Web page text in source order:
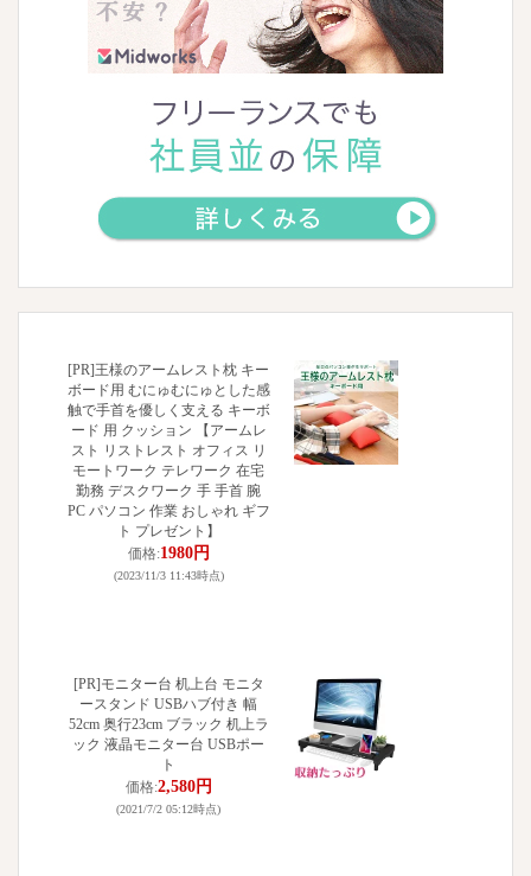
[PR]王様のアームレスト枕 キー
ボード用 むにゅむにゅとした感
触で手首を優しく支える キーボ
ード 用 クッション 【アームレ
スト リストレスト オフィス リ
モートワーク テレワーク 在宅
勤務 デスクワーク 手 手首 腕
PC パソコン 作業 おしゃれ ギフ
ト プレゼント】
価格:1980円
(2023/11/3 11:43時点)
[PR]モニター台 机上台 モニタ
ースタンド USBハブ付き 幅
52cm 奥行23cm ブラック 机上ラ
ック 液晶モニター台 USBポー
ト
価格:2,580円
(2021/7/2 05:12時点)